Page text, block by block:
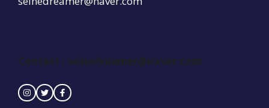
Contact : seinedreamer@naver.com